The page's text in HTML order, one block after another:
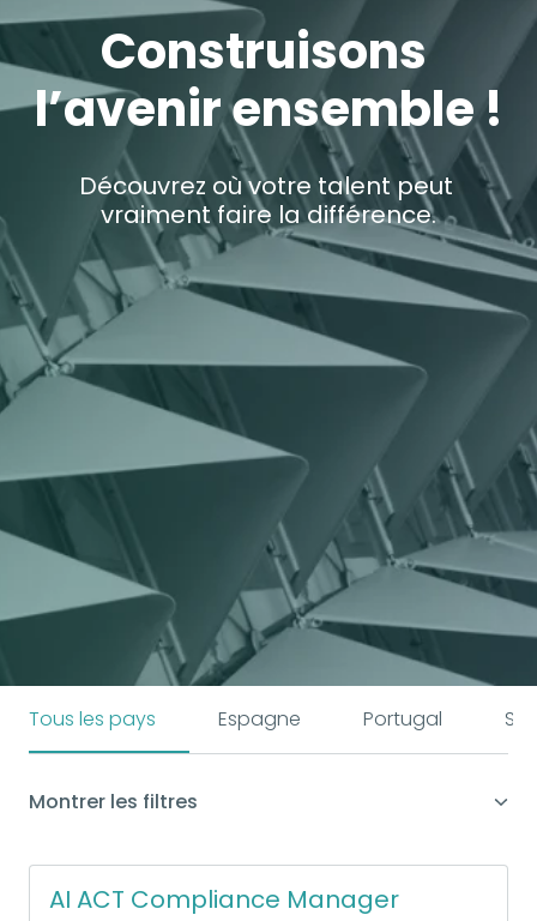
Construisons
l’avenir ensemble !
Découvrez où votre talent peut
vraiment faire la différence.
Tous les pays Espagne Portugal
Montrer les filtres
AI ACT Compliance Manager